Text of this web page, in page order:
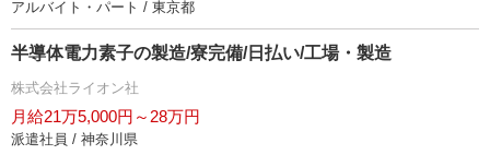
アルバイト・パート / 東京都
半導体電力素子の製造/寮完備/日払い/工場・製造
株式会社ライオン社
月給21万5,000円～28万円
派遣社員 / 神奈川県